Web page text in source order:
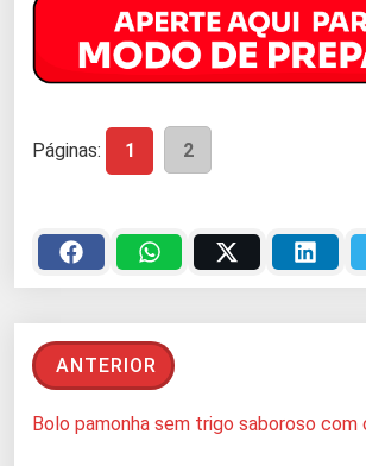
Páginas: 1 2
ANTERIOR
Bolo pamonha sem trigo saboroso